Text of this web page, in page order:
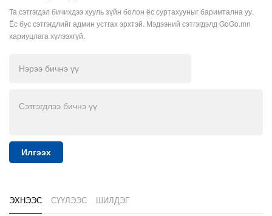
Та сэтгэгдэл бичихдээ хууль зүйн болон ёс суртахууныг баримтална уу.
Ёс бус сэтгэгдлийг админ устгах эрхтэй. Мэдээний сэтгэгдэлд GoGo.mn
хариуцлага хүлээхгүй.
Илгээх
ЭХНЭЭС СҮҮЛЭЭС ШИЛДЭГ